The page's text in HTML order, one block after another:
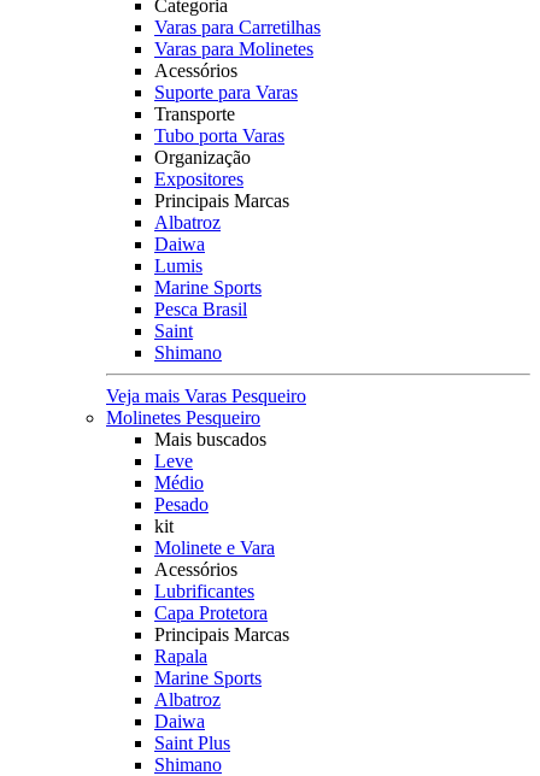
Categoria
Varas para Carretilhas
Varas para Molinetes
Acessórios
Suporte para Varas
Transporte
Tubo porta Varas
Organização
Expositores
Principais Marcas
Albatroz
Daiwa
Lumis
Marine Sports
Pesca Brasil
Saint
Shimano
Veja mais Varas Pesqueiro
Molinetes Pesqueiro
Mais buscados
Leve
Médio
Pesado
kit
Molinete e Vara
Acessórios
Lubrificantes
Capa Protetora
Principais Marcas
Rapala
Marine Sports
Albatroz
Daiwa
Saint Plus
Shimano